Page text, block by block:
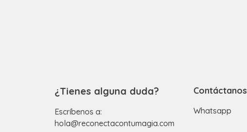
¿Tienes alguna duda?
Escríbenos a:
hola@reconectacontumagia.com
Contáctanos
Whatsapp